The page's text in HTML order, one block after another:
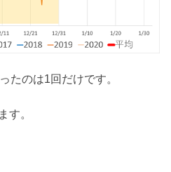
たのは1回だけです。
す。